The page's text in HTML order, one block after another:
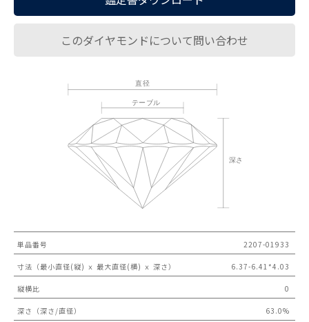
このダイヤモンドについて問い合わせ
単品番号 2207-01933
寸法（最小直径(縦) ｘ 最大直径(横) ｘ 深さ） 6.37-6.41*4.03
縦横比 0
深さ（深さ/直径） 63.0%